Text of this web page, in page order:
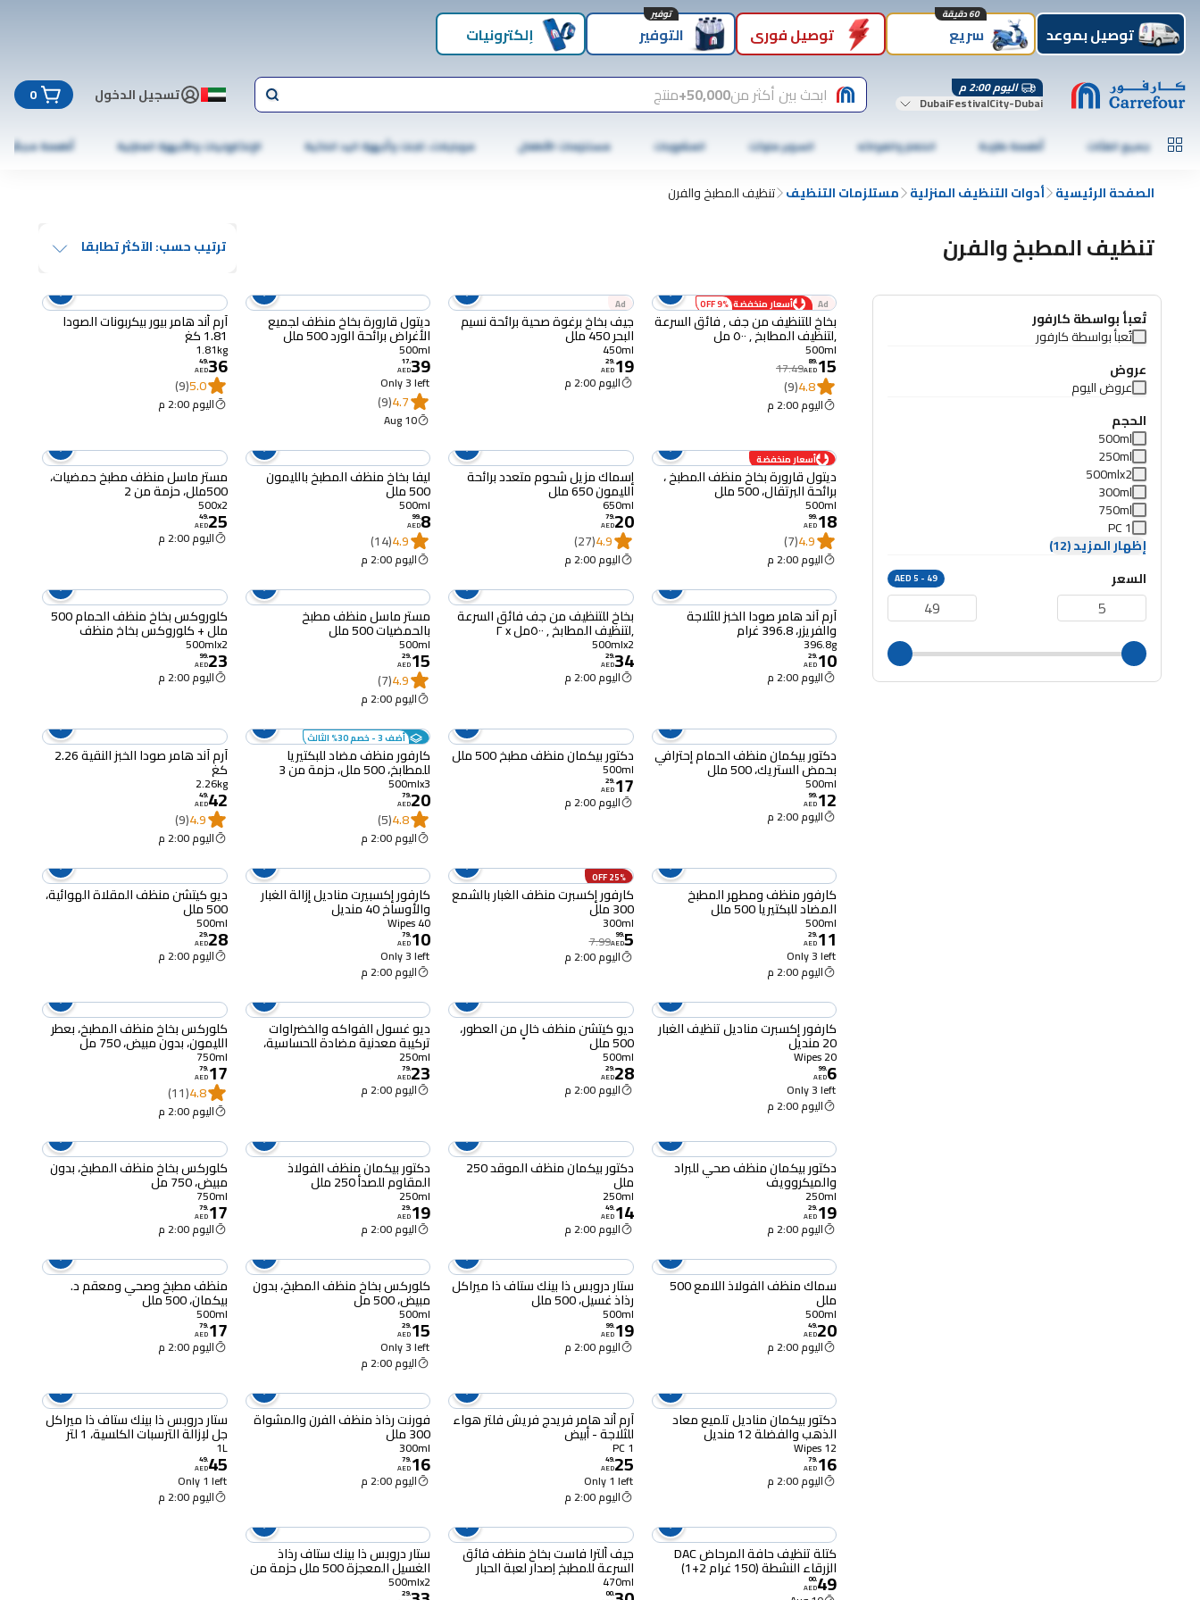
توصيل بموعد سريع
60 دقيقة
توصيل فوري التوفير
توفير
إلكترونيات
اليوم 2:00 م
DubaiFestivalCity-Dubai ابحث بين أكثر من50,000+ منتج تسجيل الدخول 0
جميع الفئات أطعمة طازجة الخضار والفواكه السوبر ماركت المشروبات مستلزمات الأطفال موبايلات، تابلت وأجهزة اليد الذكية الإلكترونيات والأجهزة المنزلية أطعمة مجمّدة
الصفحة الرئيسية أدوات التنظيف المنزلية مستلزمات التنظيف تنظيف المطبخ والفرن
تنظيف المطبخ والفرن ترتيب حسب: الآكثر تطابقا
تُعبأ بواسطة كارفور
تُعبأ بواسطة كارفور
عروض
عروض اليوم
الحجم
500ml
250ml
500mlx2
300ml
750ml
1 PC
إظهار المزيد (12)
السعر
AED 5 - 49
Ad أسعار منخفضة 9% OFF
بخاخ للتنظيف من جف , فائق السرعة
,لتنظيف المطابخ , ٥٠٠ مل
500ml
15
.
89
AED
17.49
4.8
(9)
اليوم 2:00 م
Ad
جيف بخاخ برغوة صحية برائحة نسيم
البحر 450 ملل
450ml
19
.
29
AED
اليوم 2:00 م
ديتول قارورة بخاخ منظف لجميع
الأغراض برائحة الورد 500 ملل
500ml
39
.
17
AED
Only 3 left
4.7
(9)
10 Aug
آرم أند هامر بيور بيكربونات الصودا
1.81 كغ
1.81kg
36
.
49
AED
5.0
(9)
اليوم 2:00 م
أسعار منخفضة
ديتول قارورة بخاخ منظف المطبخ ،
برائحة البرتقال، 500 ملل
500ml
18
.
99
AED
4.9
(7)
اليوم 2:00 م
إسماك مزيل شحوم متعدد برائحة
الليمون 650 ملل
650ml
20
.
79
AED
4.9
(27)
اليوم 2:00 م
ليفا بخاخ منظف المطبخ بالليمون
500 ملل
500ml
8
.
99
AED
4.9
(14)
اليوم 2:00 م
مستر ماسل منظف مطبخ حمضيات،
500ملل، حزمة من 2
500x2
25
.
49
AED
اليوم 2:00 م
آرم آند هامر صودا الخبز للثلاجة
والفريزر، 396.8 غرام
396.8g
10
.
29
AED
اليوم 2:00 م
بخاخ للتنظيف من جف فائق السرعة
,لتنظيف المطابخ , ٥٠٠مل x ٢
500mlx2
34
.
29
AED
اليوم 2:00 م
مستر ماسل منظف مطبخ
بالحمضيات 500 ملل
500ml
15
.
29
AED
4.9
(7)
اليوم 2:00 م
كلوروكس بخاخ منظف الحمام 500
ملل + كلوروكس بخاخ منظف
المطبخ 500 ملل
500mlx2
23
.
99
AED
اليوم 2:00 م
دكتور بيكمان منظف ​​الحمام إحترافي
بحمض الستريك، 500 ملل
500ml
12
.
99
AED
اليوم 2:00 م
دكتور بيكمان منظف مطبخ 500 ملل
500ml
17
.
29
AED
اليوم 2:00 م
أضف 3 - خصم 30% الثالث
كارفور منظف مضاد للبكتيريا
للمطابخ، 500 ملل، حزمة من 3
500mlx3
20
.
79
AED
4.8
(5)
اليوم 2:00 م
آرم آند هامر صودا الخبز النقية 2.26
كغ
2.26kg
42
.
49
AED
4.9
(9)
اليوم 2:00 م
كارفور منظف ومطهر المطبخ
المضاد للبكتيريا 500 ملل
500ml
11
.
29
AED
Only 3 left
اليوم 2:00 م
25% OFF
كارفور إكسبرت منظف ​​الغبار بالشمع
300 ملل
300ml
5
.
99
AED
7.99
اليوم 2:00 م
كارفور إكسبيرت مناديل إزالة الغبار
والأوساخ 40 منديل
40 Wipes
10
.
79
AED
Only 3 left
اليوم 2:00 م
ديو كيتشن منظف ​​المقلاة الهوائية،
500 ملل
500ml
28
.
29
AED
اليوم 2:00 م
كارفور إكسبرت مناديل تنظيف الغبار
20 منديل
20 Wipes
6
.
99
AED
Only 3 left
اليوم 2:00 م
ديو كيتشن منظف ​​خالٍ من العطور،
500 ملل
500ml
28
.
29
AED
اليوم 2:00 م
ديو غسول الفواكه والخضراوات
تركيبة معدنية مضادة للحساسية،
250 ملل
250ml
23
.
79
AED
اليوم 2:00 م
كلوركس بخاخ منظف المطبخ، بعطر
الليمون، بدون مبيض، 750 مل
750ml
17
.
79
AED
4.8
(11)
اليوم 2:00 م
دكتور بيكمان منظف صحي للبراد
والميكروويف
250ml
19
.
29
AED
اليوم 2:00 م
دكتور بيكمان منظف الموقد 250
ملل
250ml
14
.
49
AED
اليوم 2:00 م
دكتور بيكمان منظف الفولاذ
المقاوم للصدأ 250 ملل
250ml
19
.
29
AED
اليوم 2:00 م
كلوركس بخاخ منظف المطبخ، بدون
مبيض، 750 مل
750ml
17
.
79
AED
اليوم 2:00 م
سماك منظف الفولاذ اللامع 500
ملل
500ml
20
.
49
AED
اليوم 2:00 م
ستار دروبس ذا بينك ستاف ذا ميراكل
رذاذ غسيل، 500 ملل
500ml
19
.
99
AED
اليوم 2:00 م
كلوركس بخاخ منظف المطبخ، بدون
مبيض، 500 مل
500ml
15
.
29
AED
Only 3 left
اليوم 2:00 م
منظف مطبخ وصحي ومعقم د.
بيكمان، 500 ملل
500ml
17
.
79
AED
اليوم 2:00 م
دكتور بيكمان مناديل تلميع معاد
الذهب والفضلة 12 منديل
12 Wipes
16
.
79
AED
اليوم 2:00 م
آرم أند هامر فريدج فريش فلتر هواء
للثلاجة - أبيض
1 PC
25
.
49
AED
Only 1 left
اليوم 2:00 م
فورنت رذاذ منظف الفرن والمشواة
300 ملل
300ml
16
.
79
AED
اليوم 2:00 م
ستار دروبس ذا بينك ستاف ذا ميراكل
جل لإزالة الترسبات الكلسية، 1 لتر
1L
45
.
49
AED
Only 1 left
اليوم 2:00 م
كتلة تنظيف حافة المرحاض DAC
الزرقاء النشطة (150 غرام 2+1)
49
.
00
AED
جيف ألترا فاست بخاخ منظف فائق
السرعة للمطبخ إصدار لعبة الحبار
كمية محدودة، 470 ملل
470ml
.
00
ستار دروبس ذا بينك ستاف رذاذ
الغسيل المعجزة 500 ملل حزمة من
2
500mlx2
.
29